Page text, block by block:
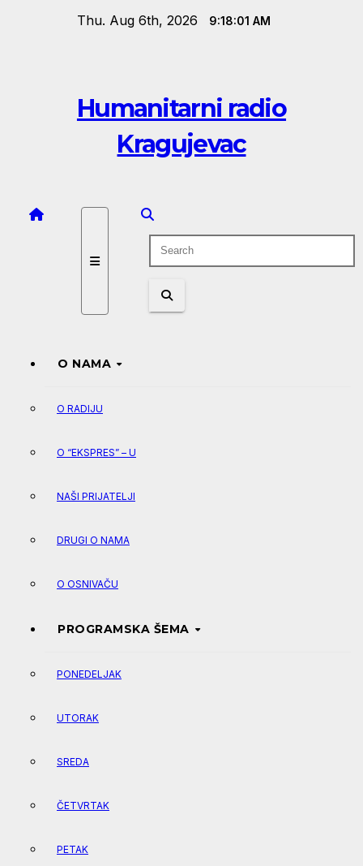
Thu. Aug 6th, 2026 9:18:01 AM
Humanitarni radio
Kragujevac
O NAMA
O RADIJU
O “EKSPRES” – U
NAŠI PRIJATELJI
DRUGI O NAMA
O OSNIVAČU
PROGRAMSKA ŠEMA
PONEDELJAK
UTORAK
SREDA
ČETVRTAK
PETAK